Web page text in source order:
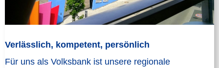
Verlässlich, kompetent, persönlich
Für uns als Volksbank ist unsere regionale